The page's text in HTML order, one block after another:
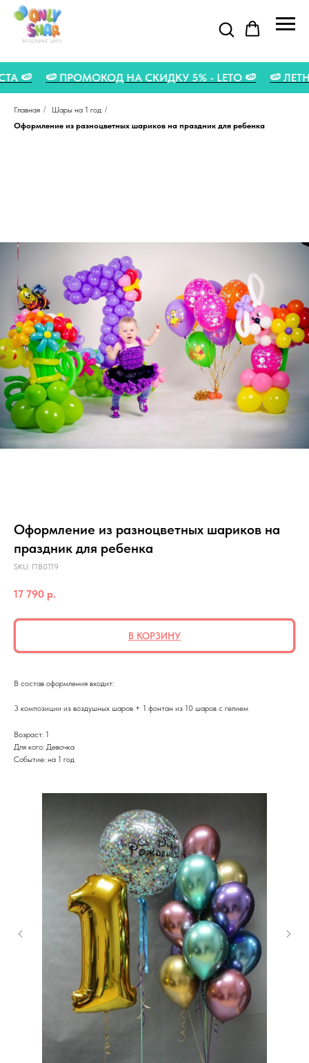
🍉 🍉 ПРОМОКОД НА СКИДКУ 5% - LETO 🍉 🍉
Главная / Шары на 1 год /
Оформление из разноцветных шариков на праздник для ребенка
Оформление из разноцветных шариков на
праздник для ребенка
SKU: ПВ0119
17 790 р.
В КОРЗИНУ
В состав оформления входит:
3 композиции из воздушных шаров + 1 фонтан из 10 шаров с гелием
Возраст: 1
Для кого: Девочка
Событие: на 1 год